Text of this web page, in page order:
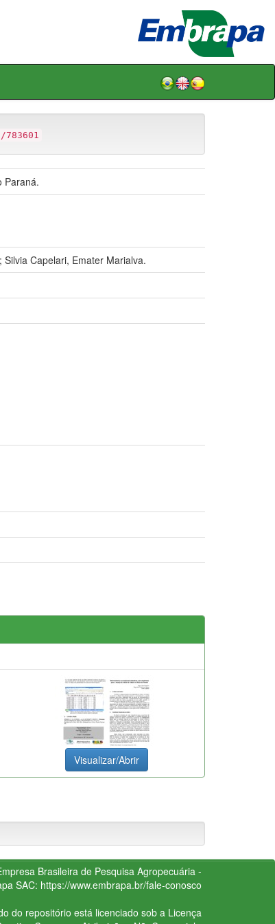
Paraná.
Capelari, Emater Marialva.
Visualizar/Abrir
Brasileira de Pesquisa Agropecuária -
SAC: https://www.embrapa.br/fale-conosco
do repositório está licenciado sob a Licença